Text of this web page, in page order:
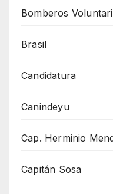
Bomberos
Brasil
Candidatura
Canindeyu
Cap. Herminio
Capitán Sosa